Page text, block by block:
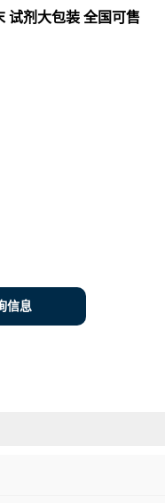
试剂大包装 全国可售
信息